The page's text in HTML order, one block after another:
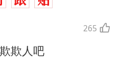
265
欺人吧